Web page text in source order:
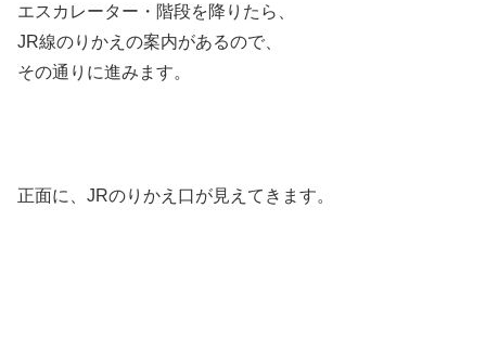
エスカレーター・階段を降りたら、
JR線のりかえの案内があるので、
その通りに進みます。
正面に、JRのりかえ口が見えてきます。